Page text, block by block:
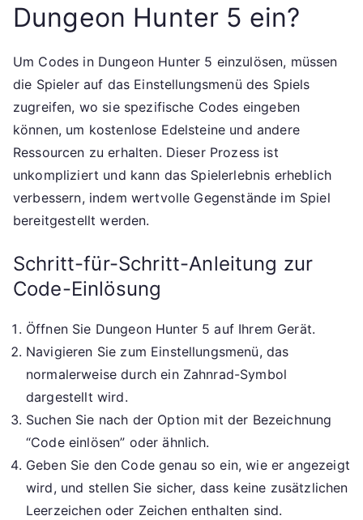
Dungeon Hunter 5 ein?
Um Codes in Dungeon Hunter 5 einzulösen, müssen
die Spieler auf das Einstellungsmenü des Spiels
zugreifen, wo sie spezifische Codes eingeben
können, um kostenlose Edelsteine und andere
Ressourcen zu erhalten. Dieser Prozess ist
unkompliziert und kann das Spielerlebnis erheblich
verbessern, indem wertvolle Gegenstände im Spiel
bereitgestellt werden.
Schritt-für-Schritt-Anleitung zur
Code-Einlösung
Öffnen Sie Dungeon Hunter 5 auf Ihrem Gerät.
Navigieren Sie zum Einstellungsmenü, das
normalerweise durch ein Zahnrad-Symbol
dargestellt wird.
Suchen Sie nach der Option mit der Bezeichnung
“Code einlösen” oder ähnlich.
Geben Sie den Code genau so ein, wie er angezeigt
wird, und stellen Sie sicher, dass keine zusätzlichen
Leerzeichen oder Zeichen enthalten sind.